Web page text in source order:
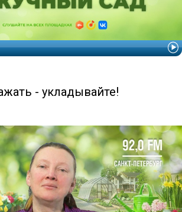
- укладывайте!